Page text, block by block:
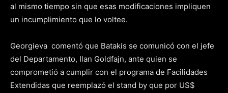
al mismo tiempo sin que esas modificaciones impliquen
un incumplimiento que lo voltee.
Georgieva comentó que Batakis se comunicó con el jefe
del Departamento, Ilan Goldfajn, ante quien se
comprometió a cumplir con el programa de Facilidades
Extendidas que reemplazó el stand by que por US$